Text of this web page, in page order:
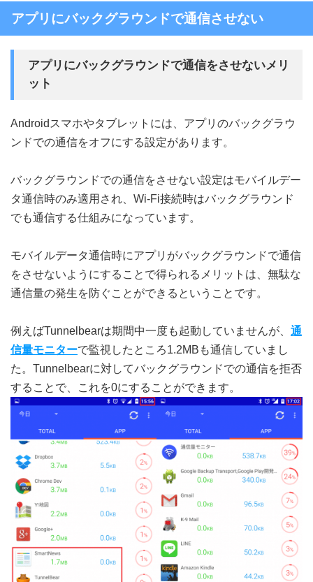
アプリにバックグラウンドで通信させない
アプリにバックグラウンドで通信をさせないメリ
ット
Androidスマホやタブレットには、アプリのバックグラウ
ンドでの通信をオフにする設定があります。
バックグラウンドでの通信をさせない設定はモバイルデー
タ通信時のみ適用され、Wi-Fi接続時はバックグラウンド
でも通信する仕組みになっています。
モバイルデータ通信時にアプリがバックグラウンドで通信
をさせないようにすることで得られるメリットは、無駄な
通信量の発生を防ぐことができるということです。
例えばTunnelbearは期間中一度も起動していませんが、 通
信量モニターで監視したところ1.2MBも通信していまし
た。Tunnelbearに対してバックグラウンドでの通信を拒否
することで、これを0にすることができます。